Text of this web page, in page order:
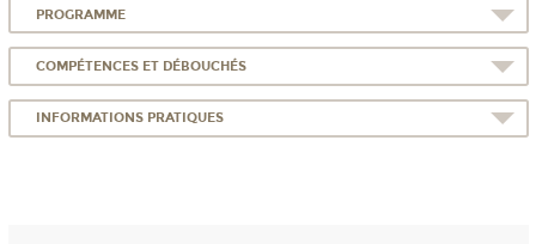
PROGRAMME
COMPÉTENCES ET DÉBOUCHÉS
INFORMATIONS PRATIQUES